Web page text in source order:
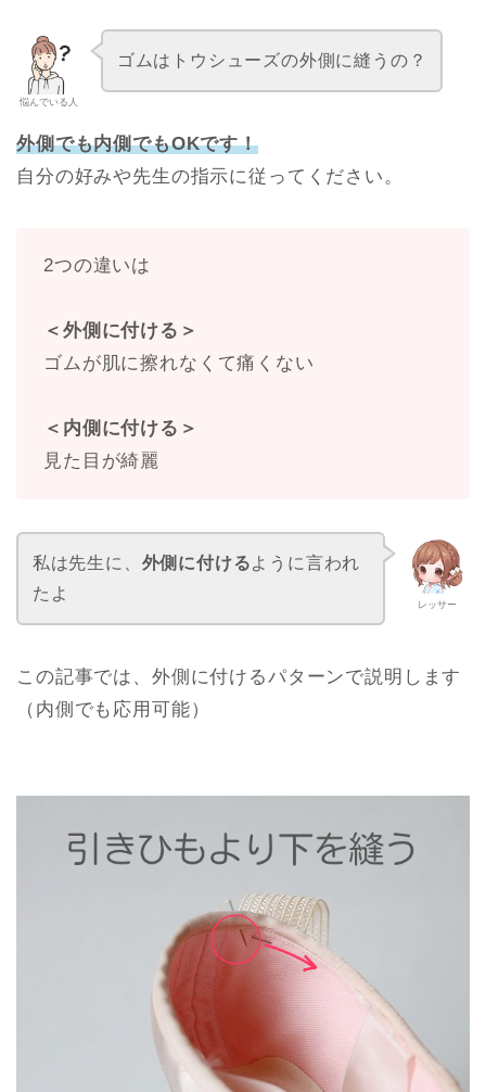
悩んでいる人
ゴムはトウシューズの外側に縫うの？
外側でも内側でもOKです！
自分の好みや先生の指示に従ってください。
2つの違いは
＜外側に付ける＞
ゴムが肌に擦れなくて痛くない
＜内側に付ける＞
見た目が綺麗
レッサー
私は先生に、 外側に付けるように言われ
たよ
この記事では、外側に付けるパターンで説明します
（内側でも応用可能）